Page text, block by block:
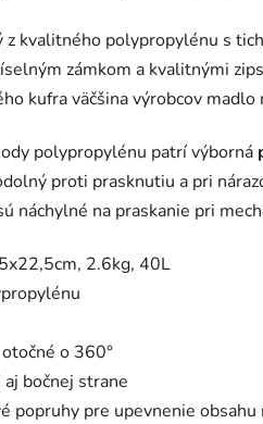
z kvalitného polypropylénu s
zámkom a kvalitnými
kufra väčšina výrobcov
polypropylénu patrí výborná
proti prasknutiu a pri
náchylné na praskanie pri
2.6kg, 40L
o 360°
bočnej strane
popruhy pre upevnenie